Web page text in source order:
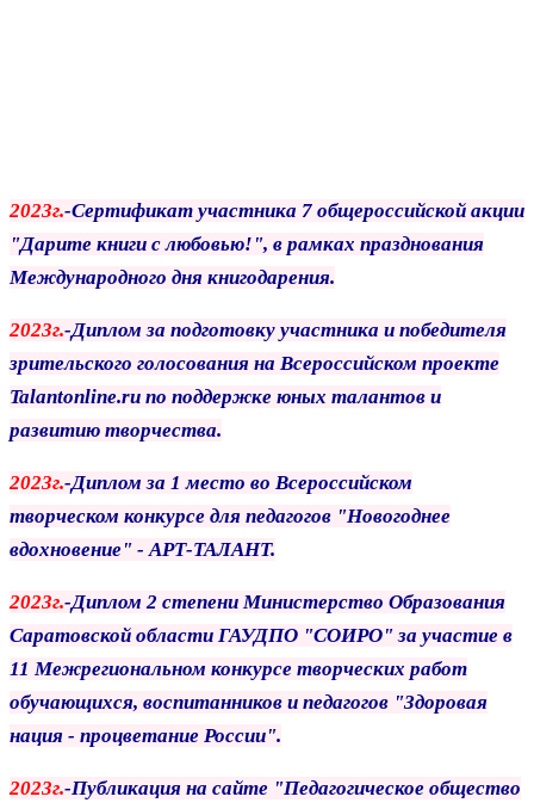
2023г.-Сертификат участника 7 общероссийской акции
"Дарите книги слюбовью!", в рамках празднования
Международного дня книгодарения.
2023г.-Диплом за подготовку участника и победителя
зрительского голосования на Всероссийском проекте
Talantonline.ru по поддержке юных талантов и
развитию творчества.
2023г.-Диплом за 1 место во Всероссийском
творческом конкурсе для педагогов "Новогоднее
вдохновение" - АРТ-ТАЛАНТ.
2023г.-Диплом 2 степени Министерство Образования
Саратовской области ГАУДПО "СОИРО" за участие в
11 Межрегиональном конкурсе творческих работ
обучающихся, воспитанников и педагогов "Здоровая
нация - процветание России".
2023г.-Публикация на сайте "Педагогическое общество